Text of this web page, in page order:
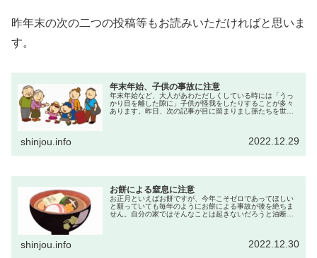
昨年末の次の二つの投稿等もお読みいただければと思いま
す。
年末年始、子供の事故に注意
年末年始など、大人があわただしくしている時には「うっ
かり目を離した隙に」子供が怪我をしたりすることが多々
あります。昨日、次の記事が目に留まりまし孫たちを世話
shinjou.info 2022.12.29
お餅による窒息に注意
お正月といえばお餅ですが、今年こそゼロであってほしい
と願っていても毎年のようにお餅による事故が後を絶ちま
せん。自分の家ではそんなことは起きないだろうと油断し
shinjou.info 2022.12.30